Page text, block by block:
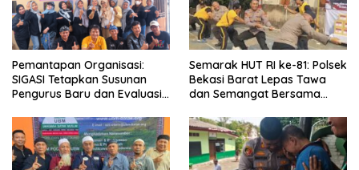
Pemantapan Organisasi:
SIGASI Tetapkan Susunan
Pengurus Baru dan Evaluasi
Semarak HUT RI ke-81: Polsek
Bekasi Barat Lepas Tawa
dan Semangat Bersama